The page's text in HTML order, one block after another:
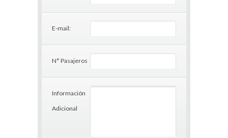
E-mail:
N° Pasajeros
Información
Adicional